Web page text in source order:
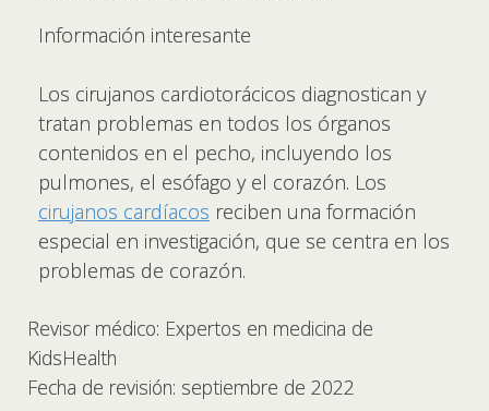
Información interesante
Los cirujanos cardiotorácicos diagnostican y
tratan problemas en todos los órganos
contenidos en el pecho, incluyendo los
pulmones, el esófago y el corazón. Los
cirujanos cardíacos reciben una formación
especial en investigación, que se centra en los
problemas de corazón.
Revisor médico: Expertos en medicina de
KidsHealth
Fecha de revisión: septiembre de 2022